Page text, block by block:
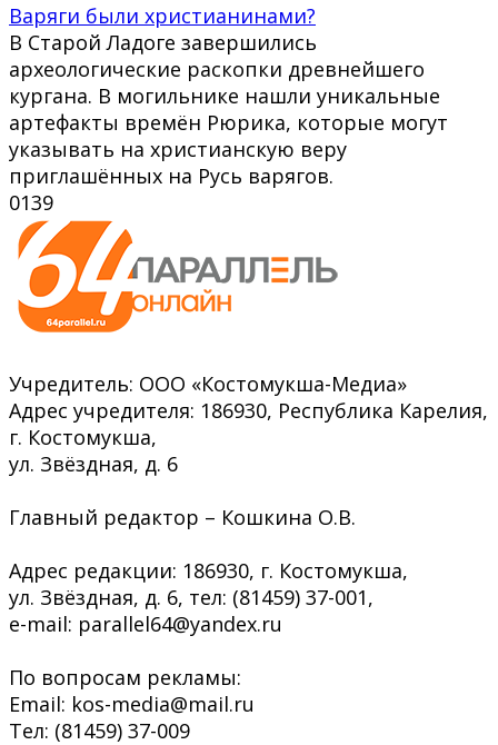
Варяги были христианинами?
В Старой Ладоге завершились
археологические раскопки древнейшего
кургана. В могильнике нашли уникальные
артефакты времён Рюрика, которые могут
указывать на христианскую веру
приглашённых на Русь варягов.
0139
Учредитель: ООО «Костомукша-Медиа»
Адрес учредителя: 186930, Республика Карелия,
г. Костомукша,
ул. Звёздная, д. 6
Главный редактор – Кошкина О.В.
Адрес редакции: 186930, г. Костомукша,
ул. Звёздная, д. 6, тел: (81459) 37-001,
e-mail: parallel64@yandex.ru
По вопросам рекламы:
Email: kos-media@mail.ru
Тел: (81459) 37-009